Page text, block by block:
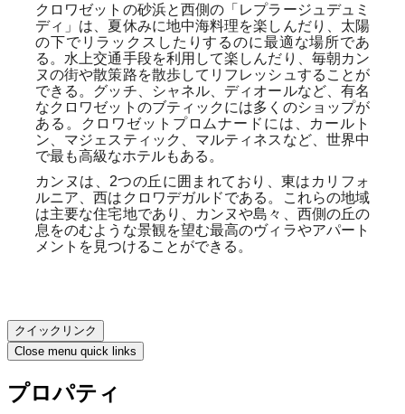
クロワゼットの砂浜と西側の「レプラージュデュミ
ディ」は、夏休みに地中海料理を楽しんだり、太陽
の下でリラックスしたりするのに最適な場所であ
る。水上交通手段を利用して楽しんだり、毎朝カン
ヌの街や散策路を散歩してリフレッシュすることが
できる。グッチ、シャネル、ディオールなど、有名
なクロワゼットのブティックには多くのショップが
ある。クロワゼットプロムナードには、カールト
ン、マジェスティック、マルティネスなど、世界中
で最も高級なホテルもある。
カンヌは、2つの丘に囲まれており、東はカリフォ
ルニア、西はクロワデガルドである。これらの地域
は主要な住宅地であり、カンヌや島々、西側の丘の
息をのむような景観を望む最高のヴィラやアパート
メントを見つけることができる。
クイックリンク
Close menu quick links
プロパティ